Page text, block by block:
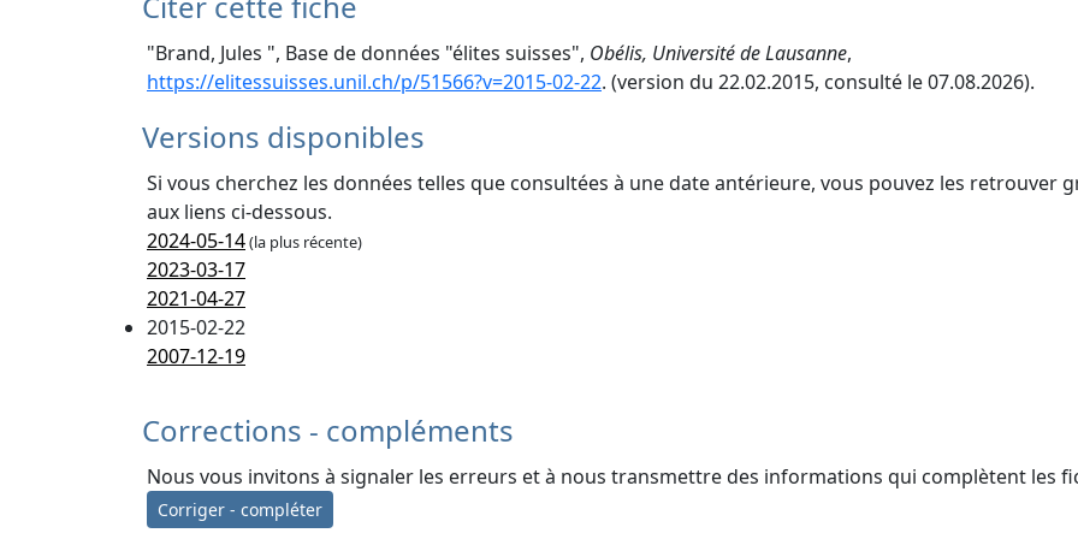
"Brand, Jules ", Base de données "élites suisses", Obélis, Université de Lausanne,
https://elitessuisses.unil.ch/p/51566?v=2015-02-22. (version du 22.02.2015, consulté le 07.08.2026).
Versions disponibles
Si vous cherchez les données telles que consultées à une date antérieure, vous pouvez les retrouver
aux liens ci-dessous.
2024-05-14(la plus récente)
2023-03-17
2021-04-27
2015-02-22
2007-12-19
Corrections - compléments
Nous vous invitons à signaler les erreurs et à nous transmettre des informations qui complètent les
Corriger - compléter